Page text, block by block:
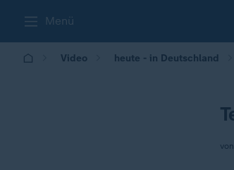
Menü
Video heute - in Deutschland